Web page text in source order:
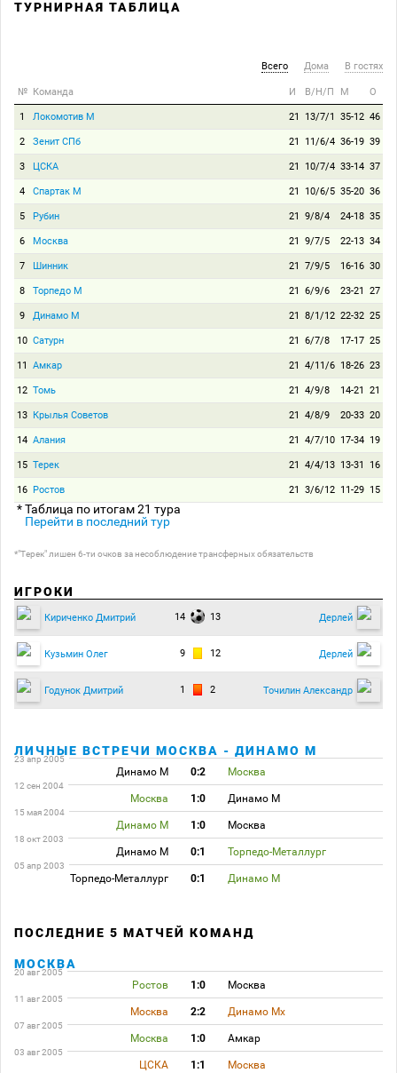
ТУРНИРНАЯ ТАБЛИЦА
Всего Дома В гостях
№ Команда И В/Н/П М О
1 Локомотив М 21 13/7/1 35-12 46
2 Зенит СПб 21 11/6/4 36-19 39
3 ЦСКА 21 10/7/4 33-14 37
4 Спартак М 21 10/6/5 35-20 36
5 Рубин 21 9/8/4 24-18 35
6 Москва 21 9/7/5 22-13 34
7 Шинник 21 7/9/5 16-16 30
8 Торпедо М 21 6/9/6 23-21 27
9 Динамо М 21 8/1/12 22-32 25
10 Сатурн 21 6/7/8 17-17 25
11 Амкар 21 4/11/6 18-26 23
12 Томь 21 4/9/8 14-21 21
13 Крылья Советов 21 4/8/9 20-33 20
14 Алания 21 4/7/10 17-34 19
15 Терек 21 4/4/13 13-31 16
16 Ростов 21 3/6/12 11-29 15
* Таблица по итогам 21 тура
Перейти в последний тур
*"Терек" лишен 6-ти очков за несоблюдение трансферных обязательств
ИГРОКИ
Кириченко Дмитрий 14 13 Дерлей
Кузьмин Олег 9 12 Дерлей
Годунок Дмитрий 1 2 Точилин Александр
ЛИЧНЫЕ ВСТРЕЧИ МОСКВА - ДИНАМО М
23 апр 2005
Динамо М 0:2 Москва
12 сен 2004
Москва 1:0 Динамо М
15 мая 2004
Динамо М 1:0 Москва
18 окт 2003
Динамо М 0:1 Торпедо-Металлург
05 апр 2003
Торпедо-Металлург 0:1 Динамо М
ПОСЛЕДНИЕ 5 МАТЧЕЙ КОМАНД
МОСКВА
20 авг 2005
Ростов 1:0 Москва
11 авг 2005
Москва 2:2 Динамо Мх
07 авг 2005
Москва 1:0 Амкар
03 авг 2005
ЦСКА 1:1 Москва